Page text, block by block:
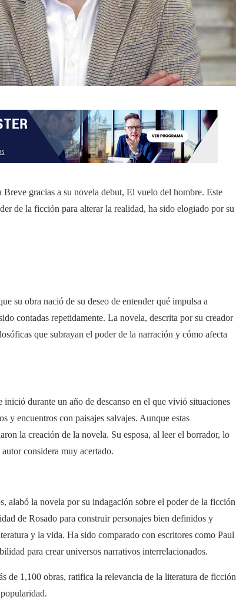
gracias a su novela debut, El vuelo del hombre. Este
de la ficción para alterar la realidad, ha sido elogiado por su
su obra nació de su deseo de entender qué impulsa a
contadas repetidamente. La novela, descrita por su creador
que subrayan el poder de la narración y cómo afecta
durante un año de descanso en el que vivió situaciones
y encuentros con paisajes salvajes. Aunque estas
la creación de la novela. Su esposa, al leer el borrador, lo
considera muy acertado.
alabó la novela por su indagación sobre el poder de la ficción
de Rosado para construir personajes bien definidos y
y la vida. Ha sido comparado con escritores como Paul
para crear universos narrativos interrelacionados.
de 1,100 obras, ratifica la relevancia de la literatura de ficción